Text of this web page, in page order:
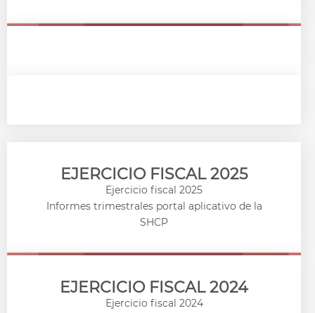
EJERCICIO FISCAL 2025​
Ejercicio fiscal 2025
Informes trimestrales portal aplicativo de la
SHCP
EJERCICIO FISCAL 2024
Ejercicio fiscal 2024